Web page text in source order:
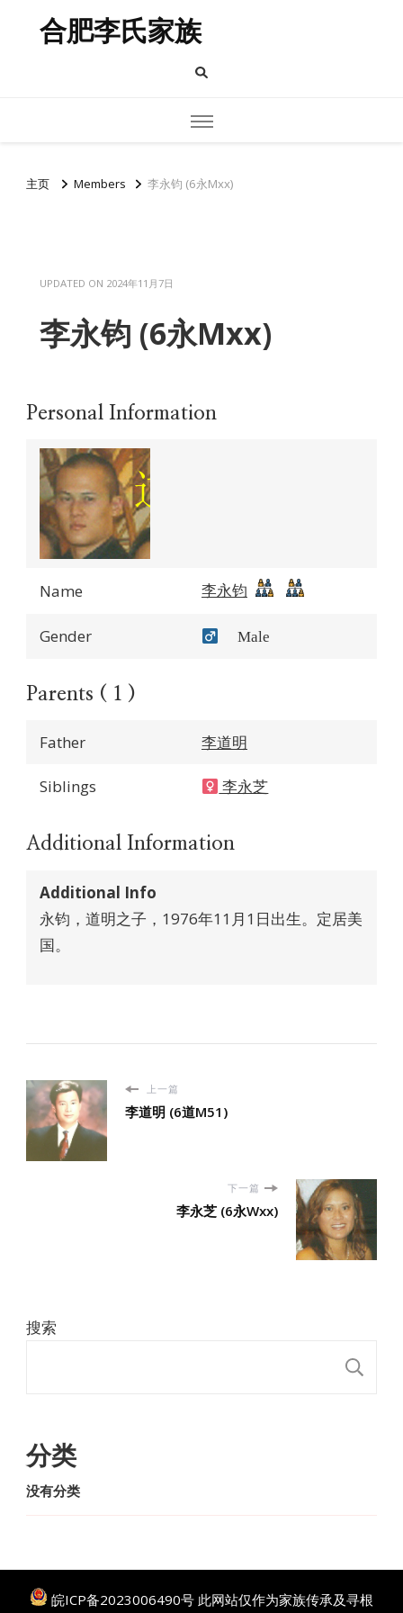
合肥李氏家族
主页 Members 李永钧 (6永Mxx)
UPDATED ON 2024年11月7日
李永钧 (6永Mxx)
Personal Information
Name 李永钧
Gender Male
Parents ( 1 )
Father 李道明
Siblings 李永芝
Additional Information
Additional Info
永钧，道明之子，1976年11月1日出生。定居美
国。
上一篇
李道明 (6道M51)
下一篇
李永芝 (6永Wxx)
搜索
分类
没有分类
皖ICP备2023006490号 此网站仅作为家族传承及寻根